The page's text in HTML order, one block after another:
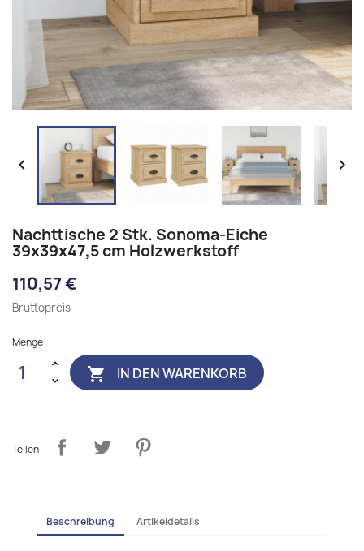
 
Nachttische 2 Stk. Sonoma-Eiche
39x39x47,5 cm Holzwerkstoff
110,57 €
Bruttopreis
Menge
 IN DEN WARENKORB
Teilen
Beschreibung Artikeldetails